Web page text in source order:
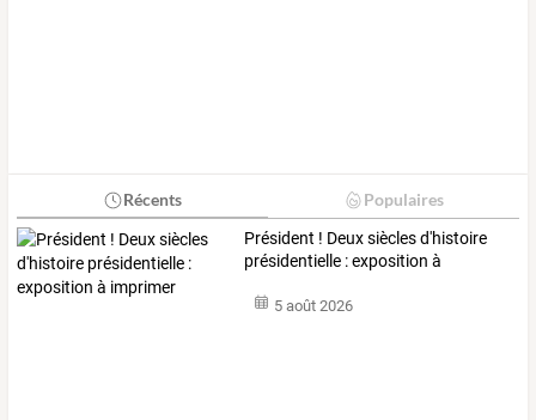
Récents Populaires
Président ! Deux siècles d'histoire
présidentielle : exposition à
5 août 2026